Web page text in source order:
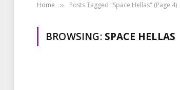
Home » Posts Tagged "Space Hellas" (Page 4)
BROWSING: SPACE HELLAS